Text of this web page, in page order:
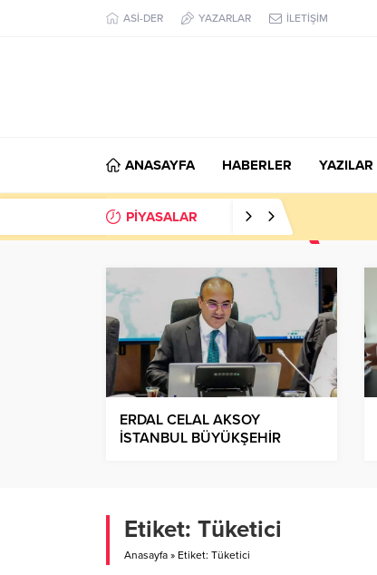
ASİ-DER YAZARLAR İLETİŞİM
ANASAYFA HABERLER YAZILAR
PİYASALAR
ERDAL CELAL AKSOY
İSTANBUL BÜYÜKŞEHİR
Etiket: Tüketici
Anasayfa » Etiket: Tüketici